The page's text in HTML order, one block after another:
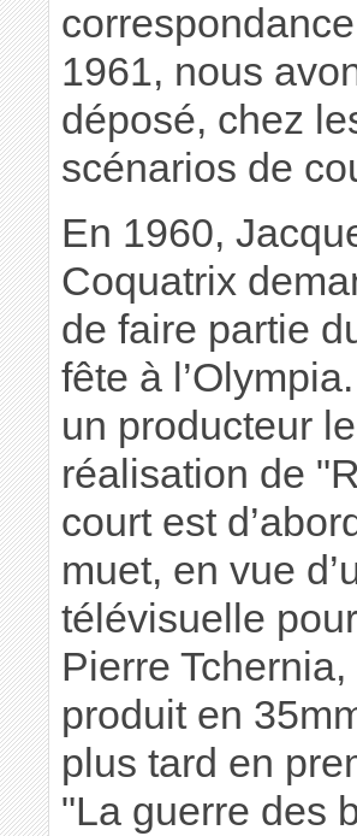
1961, nous
déposé, chez
scénarios de
En 1960,
Coquatrix
de faire partie
fête à
un producteur
réalisation de
court est
muet, en vue
télévisuelle
Pierre
produit en
plus tard en
"La guerre des